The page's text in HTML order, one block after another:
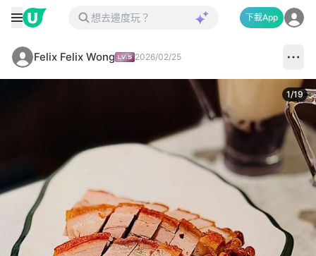
下載App
Felix Felix Wong 2026/02/25
1/19